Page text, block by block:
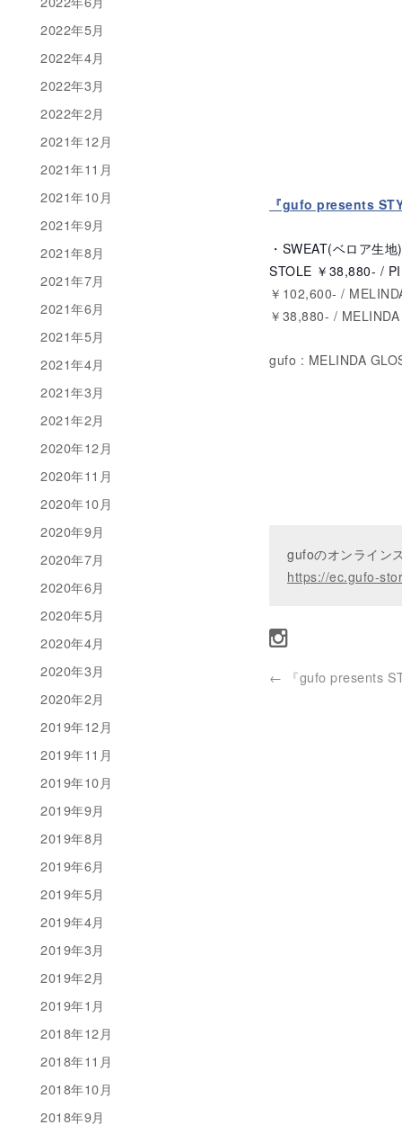
『gufo presents
・SWEAT(
STOLE ￥38,880- /
￥102,600- /
￥38,880- /
gufo : MELINDA
gufoのオンライン
https://ec.gufo-
← 『gufo presents
2022年5月
2022年4月
2022年3月
2022年2月
2021年12月
2021年11月
2021年10月
2021年9月
2021年8月
2021年7月
2021年6月
2021年5月
2021年4月
2021年3月
2021年2月
2020年12月
2020年11月
2020年10月
2020年9月
2020年7月
2020年6月
2020年5月
2020年4月
2020年3月
2020年2月
2019年12月
2019年11月
2019年10月
2019年9月
2019年8月
2019年6月
2019年5月
2019年4月
2019年3月
2019年2月
2019年1月
2018年12月
2018年11月
2018年10月
2018年9月